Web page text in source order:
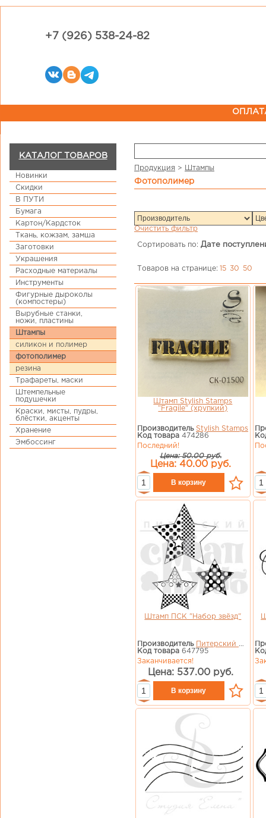
+7 (926) 538-24-82
КАТАЛОГ ТОВАРОВ
Новинки
Скидки
В ПУТИ
Бумага
Картон/Кардсток
Ткань, кожзам, замша
Заготовки
Украшения
Расходные материалы
Инструменты
Фигурные дыроколы
(компостеры)
Вырубные станки,
ножи, пластины
Штампы
силикон и полимер
фотополимер
резина
Трафареты, маски
Штемпельные
подушечки
Краски, мисты, пудры,
блёстки, акценты
Хранение
Эмбоссинг
Продукция > Штампы
фотополимер
Очистить фильтр
Сортировать по: Дате
Товаров на странице: 15 30 50
Штамп Stylish Stamps
"Fragile" (хрупкий)
Производитель Stylish Stamps
Код товара 474286
Последний!
Цена: 50.00 руб.
Цена: 40.00 руб.
Штамп ПСК "Набор звёзд"
Производитель
Питерский Скрап Клуб
Код товара 647795
Заканчивается!
Цена: 537.00 руб.